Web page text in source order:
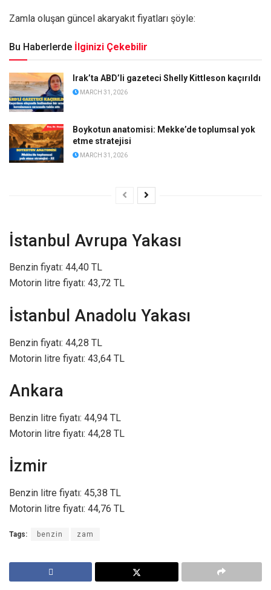
Zamla oluşan güncel akaryakıt fiyatları şöyle:
Bu Haberlerde İlginizi Çekebilir
Irak’ta ABD’li gazeteci Shelly Kittleson kaçırıldı
MARCH 31, 2026
Boykotun anatomisi: Mekke’de toplumsal yok
etme stratejisi
MARCH 31, 2026
İstanbul Avrupa Yakası
Benzin fiyatı: 44,40 TL
Motorin litre fiyatı: 43,72 TL
İstanbul Anadolu Yakası
Benzin fiyatı: 44,28 TL
Motorin litre fiyatı: 43,64 TL
Ankara
Benzin litre fiyatı: 44,94 TL
Motorin litre fiyatı: 44,28 TL
İzmir
Benzin litre fiyatı: 45,38 TL
Motorin litre fiyatı: 44,76 TL
Tags: benzin zam